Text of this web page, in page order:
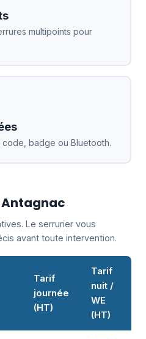
multipoints pour
code, badge ou Bluetooth.
Le serrurier vous
avant toute intervention.
Tarif
journée
(HT)
Tarif
nuit /
WE
(HT)